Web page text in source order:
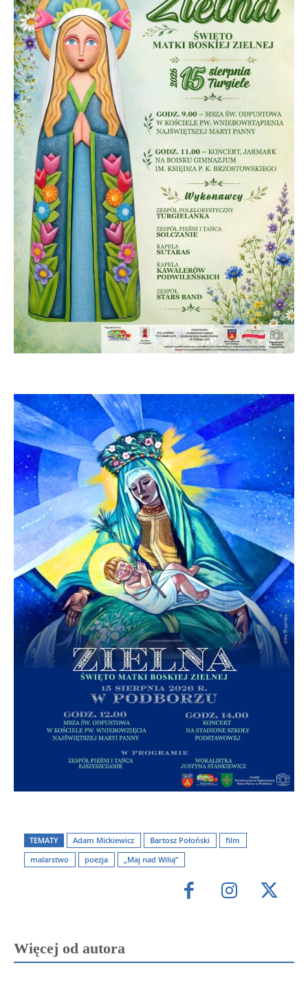
TEMATY Adam Mickiewicz Bartosz Połoński
film
malarstwo
poezja „Maj nad Wilią”
Więcej od autora